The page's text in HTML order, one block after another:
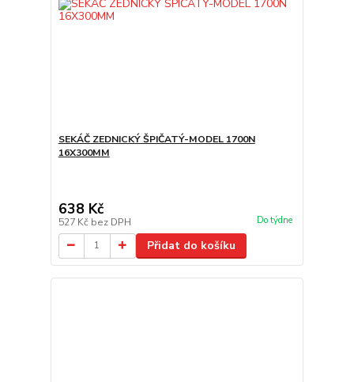
SEKÁČ ZEDNICKÝ ŠPIČATÝ-MODEL 1700N
16X300MM
638 Kč
527 Kč bez DPH Do týdne
Přidat do košíku